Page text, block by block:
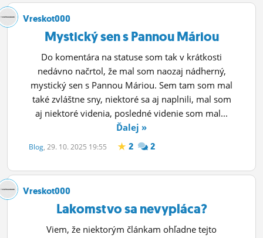
Vreskot000
Mystický sen s Pannou Máriou
Do komentára na statuse som tak v krátkosti
nedávno načrtol, že mal som naozaj nádherný,
mystický sen s Pannou Máriou. Sem tam som mal
také zvláštne sny, niektoré sa aj naplnili, mal som
aj niektoré videnia, posledné videnie som mal...
Ďalej »
Blog, 29. 10. 2025 19:55 2 2
Vreskot000
Lakomstvo sa nevypláca?
Viem, že niektorým článkam ohľadne tejto